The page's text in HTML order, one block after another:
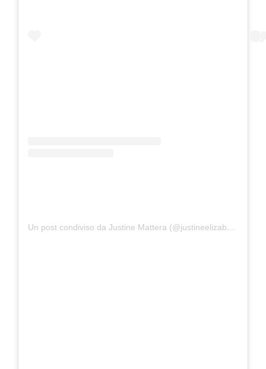
Un post condiviso da Justine Mattera (@justineelizabethmattera)